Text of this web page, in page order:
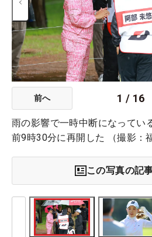
前へ 1 / 16
雨の影響で一時中断になってい
前9時30分に再開した （撮影：
この写真の記